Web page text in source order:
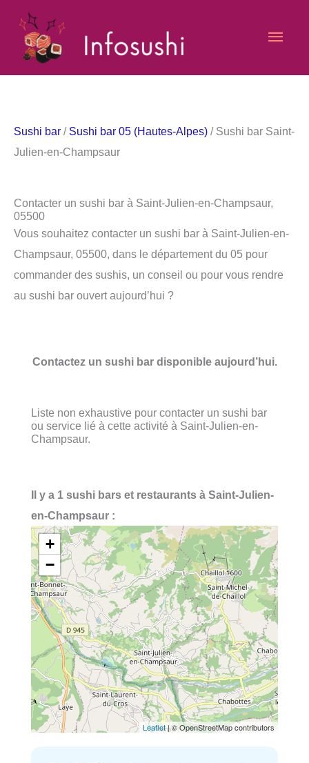
contenu
Sushi bar / Sushi bar 05 (Hautes-Alpes) / Sushi bar Saint-
Julien-en-Champsaur
Contacter un sushi bar à Saint-Julien-en-Champsaur,
05500
Vous souhaitez contacter un sushi bar à Saint-Julien-en-
Champsaur, 05500, dans le département du 05 pour
commander des sushis, un conseil ou pour vous rendre
au sushi bar ouvert aujourd’hui ?
Contactez un sushi bar disponible aujourd’hui.
Liste non exhaustive pour contacter un sushi bar
ou service lié à cette activité à Saint-Julien-en-
Champsaur.
Il y a 1 sushi bars et restaurants à Saint-Julien-
en-Champsaur :
+
−
Leaflet| © OpenStreetMap contributors